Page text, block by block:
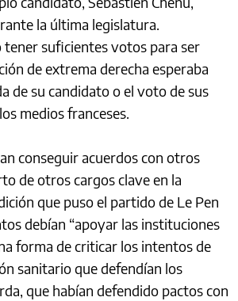
la última legislatura.
tener suficientes votos para ser
de extrema derecha esperaba
de su candidato o el voto de sus
medios franceses.
conseguir acuerdos con otros
de otros cargos clave en la
que puso el partido de Le Pen
debían “apoyar las instituciones
forma de criticar los intentos de
sanitario que defendían los
que habían defendido pactos con